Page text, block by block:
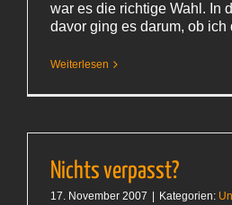
war es die richtige Wahl. In
davor ging es darum, ob ich
Weiterlesen
Nichts verpasst?
17. November 2007 Kategorien: